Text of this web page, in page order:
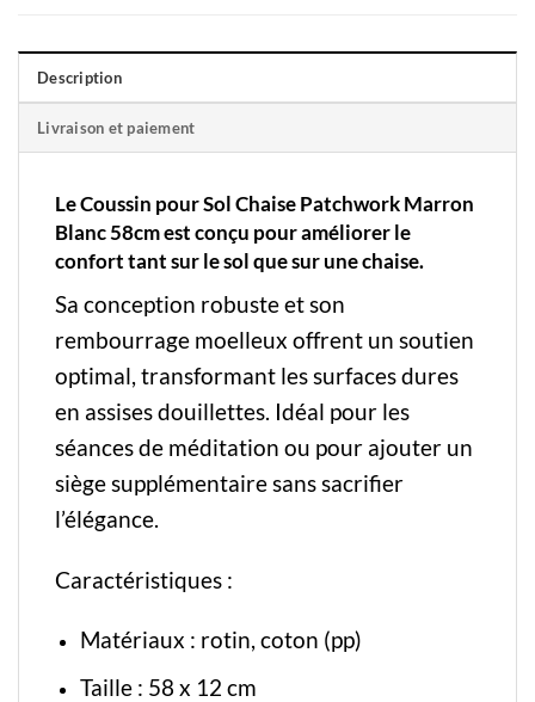
Description
Livraison et paiement
Le Coussin pour Sol Chaise Patchwork Marron
Blanc 58cm est conçu pour améliorer le
confort tant sur le sol que sur une chaise.
Sa conception robuste et son
rembourrage moelleux offrent un soutien
optimal, transformant les surfaces dures
en assises douillettes. Idéal pour les
séances de méditation ou pour ajouter un
siège supplémentaire sans sacrifier
l’élégance.
Caractéristiques :
Matériaux : rotin, coton (pp)
Taille : 58 x 12 cm